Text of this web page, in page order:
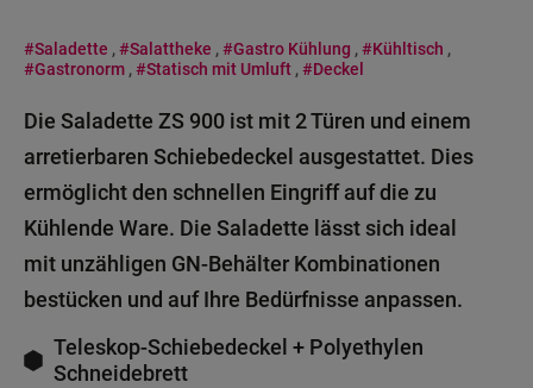
#Saladette ,#Salattheke ,#Gastro Kühlung ,#Kühltisch ,
#Gastronorm ,#Statisch mit Umluft ,#Deckel
Die Saladette ZS 900 ist mit 2 Türen und einem
arretierbaren Schiebedeckel ausgestattet. Dies
ermöglicht den schnellen Eingriff auf die zu
Kühlende Ware. Die Saladette lässt sich ideal
mit unzähligen GN-Behälter Kombinationen
bestücken und auf Ihre Bedürfnisse anpassen.
Teleskop-Schiebedeckel + Polyethylen
Schneidebrett